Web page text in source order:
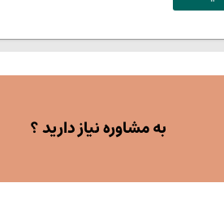
به مشاوره نیاز دارید ؟